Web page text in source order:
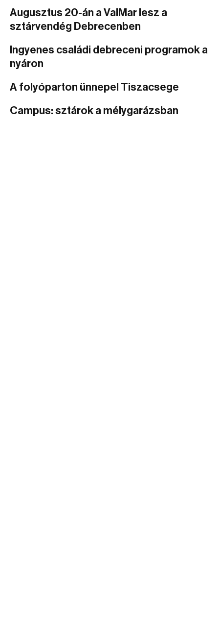
Augusztus 20-án a ValMar lesz a
sztárvendég Debrecenben
Ingyenes családi debreceni programok a
nyáron
A folyóparton ünnepel Tiszacsege
Campus: sztárok a mélygarázsban